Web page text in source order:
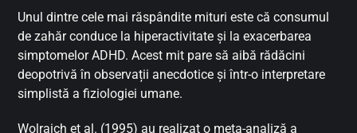
Unul dintre cele mai răspândite mituri este că consumul
de zahăr conduce la hiperactivitate și la exacerbarea
simptomelor ADHD. Acest mit pare să aibă rădăcini
deopotrivă în observații anecdotice și într-o interpretare
simplistă a fiziologiei umane.
Wolraich et al. (1995) au realizat o meta-analiză a